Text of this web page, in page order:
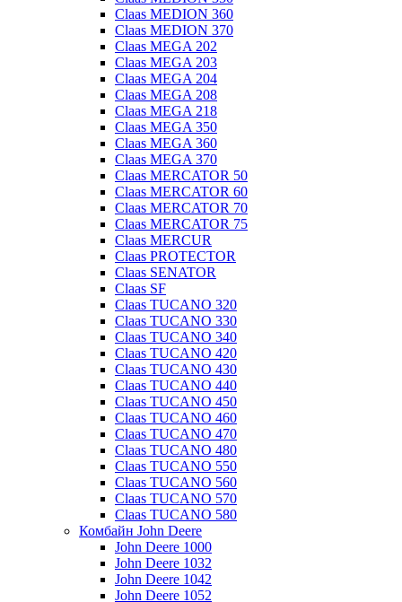
Claas MEDION 360
Claas MEDION 370
Claas MEGA 202
Claas MEGA 203
Claas MEGA 204
Claas MEGA 208
Claas MEGA 218
Claas MEGA 350
Claas MEGA 360
Claas MEGA 370
Claas MERCATOR 50
Claas MERCATOR 60
Claas MERCATOR 70
Claas MERCATOR 75
Claas MERCUR
Claas PROTECTOR
Claas SENATOR
Claas SF
Claas TUCANO 320
Claas TUCANO 330
Claas TUCANO 340
Claas TUCANO 420
Claas TUCANO 430
Claas TUCANO 440
Claas TUCANO 450
Claas TUCANO 460
Claas TUCANO 470
Claas TUCANO 480
Claas TUCANO 550
Claas TUCANO 560
Claas TUCANO 570
Claas TUCANO 580
Комбайн John Deere
John Deere 1000
John Deere 1032
John Deere 1042
John Deere 1052